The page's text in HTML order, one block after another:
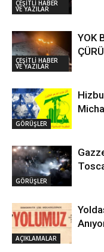
ÇEŞİTLİ HABER
VE YAZILAR
ÇEŞİTLİ HABER
VE YAZILAR
YOK
GÖRÜŞLER
GÖRÜŞLER
AÇIKLAMALAR